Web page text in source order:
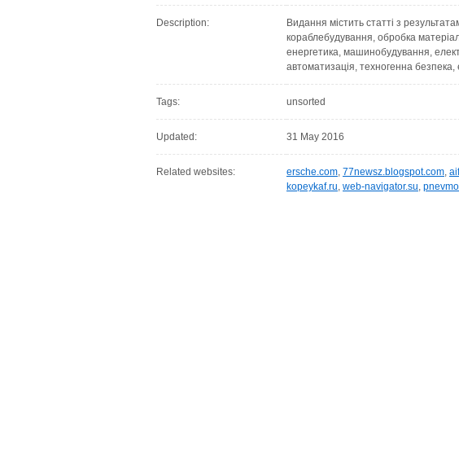
Description:
Видання містить статті з
кораблебудування, обробка
енергетика, машинобудування,
автоматизація, техногенна безпека,
Tags: unsorted
Updated: 31 May 2016
Related websites: ersche.com, 77newsz.blogspot.com,
kopeykaf.ru, web-navigator.su,